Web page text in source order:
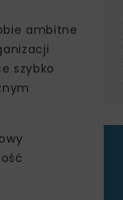
ambitne
szybko